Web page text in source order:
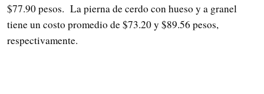
$77.90 pesos. La pierna de cerdo con hueso y a granel
tiene un costo promedio de $73.20 y $89.56 pesos,
respectivamente.